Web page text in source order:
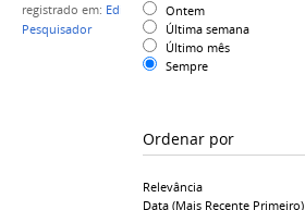
Ontem
Última semana
Último mês
Sempre
Ordenar por
Relevância
Data (mais Recente Primeiro)
registrado em: Edital nº18/2015,EaD
Pesquisador